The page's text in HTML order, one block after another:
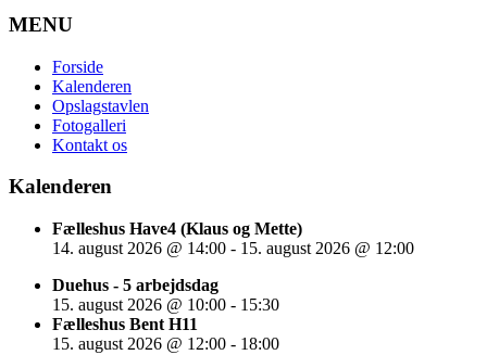
MENU
Forside
Kalenderen
Opslagstavlen
Fotogalleri
Kontakt os
Kalenderen
Fælleshus Have4 (Klaus og Mette)
14. august 2026 @ 14:00 - 15. august 2026 @ 12:00
Duehus - 5 arbejdsdag
15. august 2026 @ 10:00 - 15:30
Fælleshus Bent H11
15. august 2026 @ 12:00 - 18:00